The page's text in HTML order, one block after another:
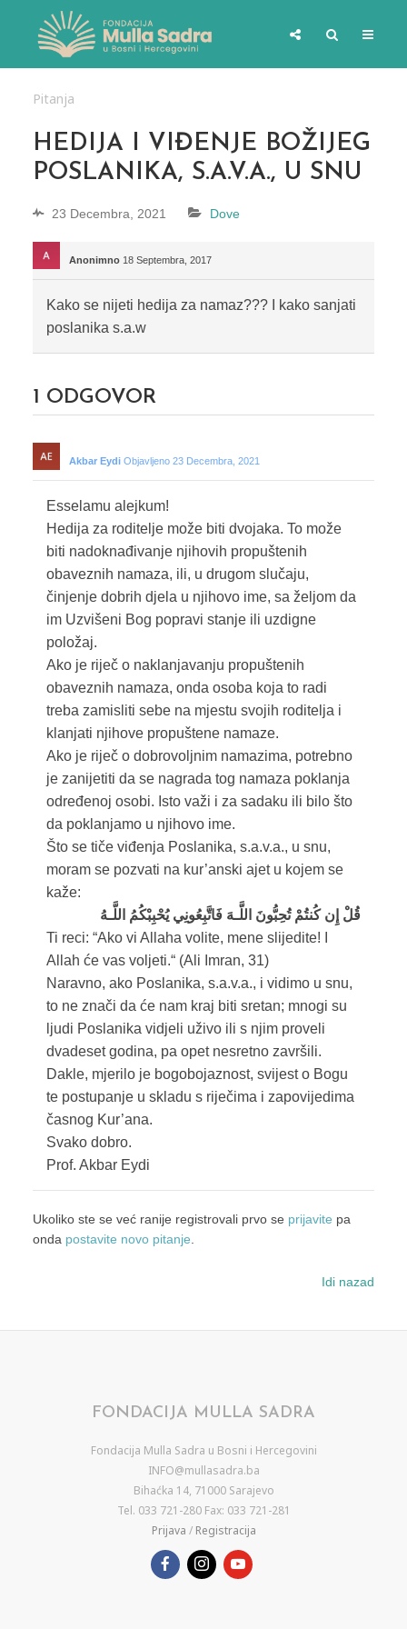
Pitanja
HEDIJA I VIĐENJE BOŽIJEG
POSLANIKA, S.A.V.A., U SNU
23 Decembra, 2021 Dove
Anonimno 18 Septembra, 2017
Kako se nijeti hedija za namaz??? I kako sanjati
poslanika s.a.w
1 ODGOVOR
Akbar Eydi Objavljeno 23 Decembra, 2021
Esselamu alejkum!
Hedija za roditelje može biti dvojaka. To može
biti nadoknađivanje njihovih propuštenih
obaveznih namaza, ili, u drugom slučaju,
činjenje dobrih djela u njihovo ime, sa željom da
im Uzvišeni Bog popravi stanje ili uzdigne
položaj.
Ako je riječ o naklanjavanju propuštenih
obaveznih namaza, onda osoba koja to radi
treba zamisliti sebe na mjestu svojih roditelja i
klanjati njihove propuštene namaze.
Ako je riječ o dobrovoljnim namazima, potrebno
je zanijetiti da se nagrada tog namaza poklanja
određenoj osobi. Isto važi i za sadaku ili bilo što
da poklanjamo u njihovo ime.
Što se tiče viđenja Poslanika, s.a.v.a., u snu,
moram se pozvati na kur’anski ajet u kojem se
kaže:
قُلْ إِن كُنتُمْ تُحِبُّونَ اللَّـهَ فَاتَّبِعُونِي يُحْبِبْكُمُ اللَّـهُ
Ti reci: “Ako vi Allaha volite, mene slijedite! I
Allah će vas voljeti.“ (Ali Imran, 31)
Naravno, ako Poslanika, s.a.v.a., i vidimo u snu,
to ne znači da će nam kraj biti sretan; mnogi su
ljudi Poslanika vidjeli uživo ili s njim proveli
dvadeset godina, pa opet nesretno završili.
Dakle, mjerilo je bogobojaznost, svijest o Bogu
te postupanje u skladu s riječima i zapovijedima
časnog Kur’ana.
Svako dobro.
Prof. Akbar Eydi
Ukoliko ste se već ranije registrovali prvo se prijavite pa
onda postavite novo pitanje.
Idi nazad
FONDACIJA MULLA SADRA
Fondacija Mulla Sadra u Bosni i Hercegovini
INFO@mullasadra.ba
Bihaćka 14, 71000 Sarajevo
Tel. 033 721-280 Fax: 033 721-281
Prijava / Registracija